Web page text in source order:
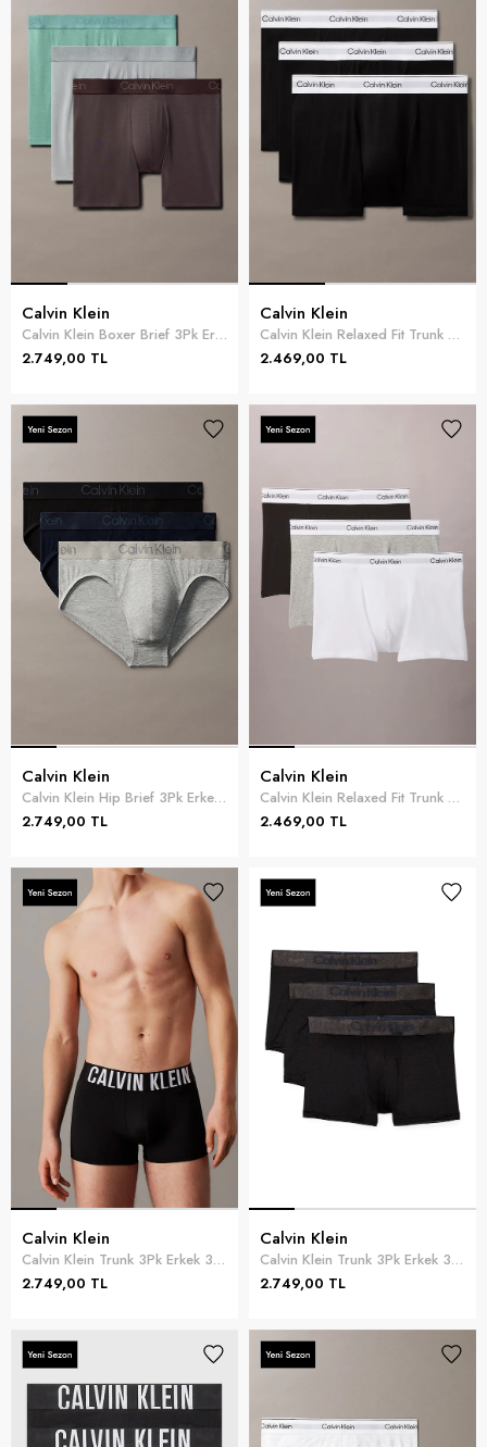
Calvin Klein
Calvin Klein Boxer Brief 3Pk Erkek 3lü Boxer Çok Renkli
2.749,00 TL
Calvin Klein
Calvin Klein Relaxed Fit Trunk 3PK Erkek 3lü Boxer Siyah
2.469,00 TL
Calvin Klein
Calvin Klein Hip Brief 3Pk Erkek 3lü Boxer Mavi
2.749,00 TL
Calvin Klein
Calvin Klein Relaxed Fit Trunk 3PK Erkek 3lü Boxer Çok Renkli
2.469,00 TL
Calvin Klein
Calvin Klein Trunk 3Pk Erkek 3lü Boxer Siyah
2.749,00 TL
Calvin Klein
Calvin Klein Trunk 3Pk Erkek 3lü Boxer Siyah
2.749,00 TL